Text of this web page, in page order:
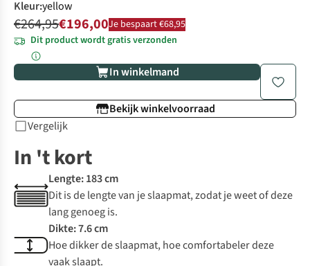
Kleur:yellow
€264,95€196,00Je bespaart €68,95
Dit product wordt gratis verzonden
In winkelmand
Bekijk winkelvoorraad
Vergelijk
In 't kort
Lengte: 183 cm
Dit is de lengte van je slaapmat, zodat je weet of deze
lang genoeg is.
Dikte: 7.6 cm
Hoe dikker de slaapmat, hoe comfortabeler deze
vaak slaapt.